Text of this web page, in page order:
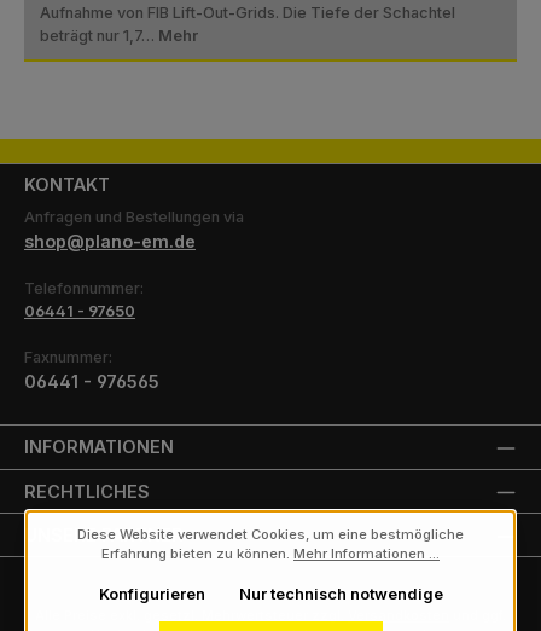
Aufnahme von FIB Lift-Out-Grids. Die Tiefe der Schachtel
beträgt nur 1,7… Mehr
KONTAKT
Anfragen und Bestellungen via
shop@plano-em.de
Telefonnummer:
06441 - 97650
Faxnummer:
06441 - 976565
INFORMATIONEN
RECHTLICHES
UNSERE PARTNER
Diese Website verwendet Cookies, um eine bestmögliche
Erfahrung bieten zu können. Mehr Informationen ...
Nur technisch notwendige
Konfigurieren